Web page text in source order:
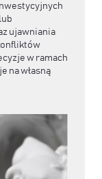
ujawniania
w ramach
na własną